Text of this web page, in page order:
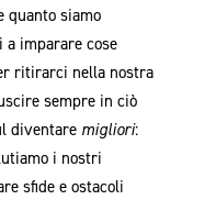
quanto siamo
a imparare cose
ritirarci nella nostra
sempre in ciò
diventare migliori:
i nostri
sfide e ostacoli